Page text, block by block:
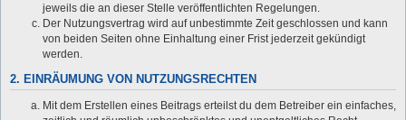
jeweils die an dieser Stelle veröffentlichten Regelungen.
Der Nutzungsvertrag wird auf unbestimmte Zeit geschlossen und kann
von beiden Seiten ohne Einhaltung einer Frist jederzeit gekündigt
werden.
2. EINRÄUMUNG VON NUTZUNGSRECHTEN
Mit dem Erstellen eines Beitrags erteilst du dem Betreiber ein einfaches,